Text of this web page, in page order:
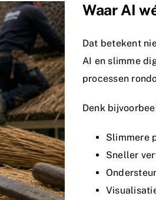
Waar AI
Dat betekent
AI en slimme
processen
Denk
Slimmere
Sneller